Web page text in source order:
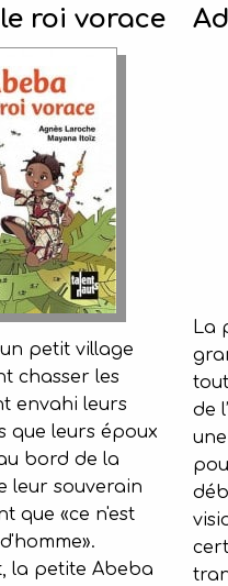
roi vorace
petit village
chasser les
envahi leurs
que leurs époux
bord de la
leur souverain
que «ce n'est
la petite Abeba
La
de